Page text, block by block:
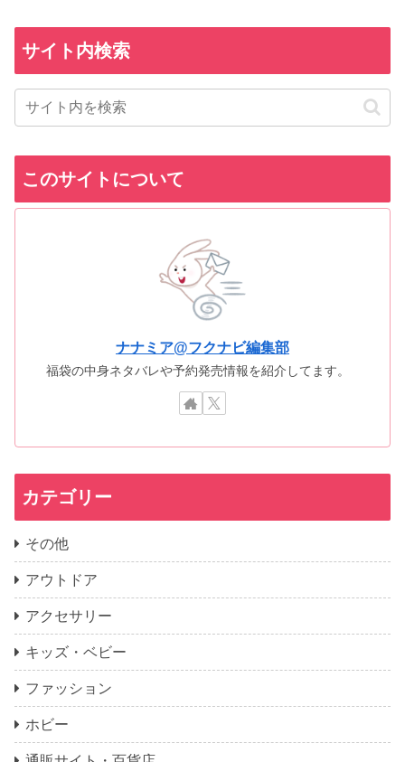
サイト内検索
このサイトについて
ナナミア@フクナビ編集部
福袋の中身ネタバレや予約発売情報を紹介してます。
カテゴリー
その他
アウトドア
アクセサリー
キッズ・ベビー
ファッション
ホビー